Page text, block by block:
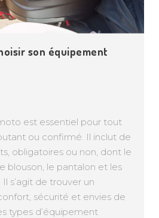
son équipement
est essentiel pour tout
ou confirmé. Il inclut de
obligatoires ou non, dont le
blouson, le pantalon et les
s’agit de trouver un
sécurité et envies de
types d’équipement